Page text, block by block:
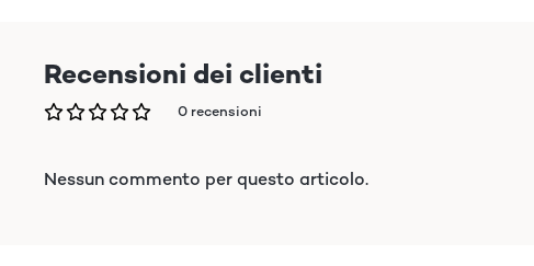
Recensioni dei clienti
0 recensioni
Nessun commento per questo articolo.